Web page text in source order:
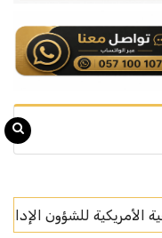
للشؤون الإدارية